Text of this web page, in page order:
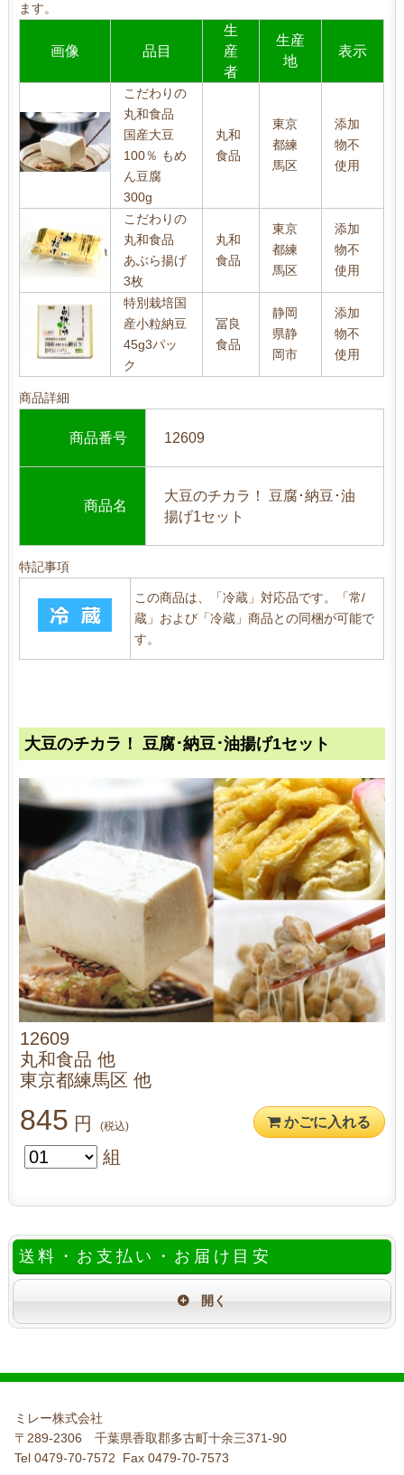
ます。
画像 品目
生
産
者
生産
地
表示
こだわりの
丸和食品
国産大豆
100％ もめ
ん豆腐
300g
丸和
食品
東京
都練
馬区
添加
物不
使用
こだわりの
丸和食品
あぶら揚げ
3枚
丸和
食品
東京
都練
馬区
添加
物不
使用
特別栽培国
産小粒納豆
45g3パッ
ク
冨良
食品
静岡
県静
岡市
添加
物不
使用
商品詳細
商品番号 12609
商品名
大豆のチカラ！ 豆腐･納豆･油
揚げ1セット
特記事項
この商品は、「冷蔵」対応品です。「常/
蔵」および「冷蔵」商品との同梱が可能で
す。
大豆のチカラ！ 豆腐･納豆･油揚げ1セット
12609
丸和食品 他
東京都練馬区 他
845 円 (税込) かごに入れる
組
送料・お支払い・お届け目安
ミレー株式会社
〒289-2306 千葉県香取郡多古町十余三371-90
Tel 0479-70-7572 Fax 0479-70-7573